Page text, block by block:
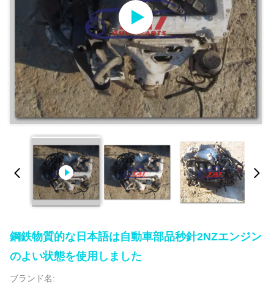
鋼鉄物質的な日本語は自動車部品秒針2NZエンジン
のよい状態を使用しました
ブランド名: